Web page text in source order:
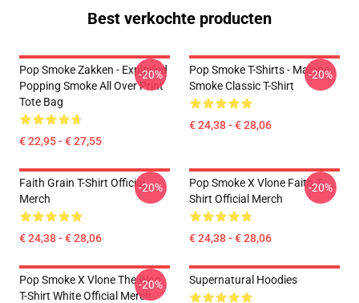
Best verkochte producten
Pop Smoke Zakken - Exploded
Popping Smoke All Over Print
Tote Bag
€ 22,95 - € 27,55
-20%
Pop Smoke T-Shirts - Malone
Smoke Classic T-Shirt
€ 24,38 - € 28,06
-20%
Faith Grain T-Shirt Official
Merch
€ 24,38 - € 28,06
-20%
Pop Smoke X Vlone Faith T-
Shirt Official Merch
€ 24,38 - € 28,06
-20%
Pop Smoke X Vlone The Woo
T-Shirt White Official Merch
-20% Supernatural Hoodies